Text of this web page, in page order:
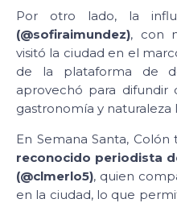
Por otro lado, la
(@sofiraimundez), con
visitó la ciudad en el
de la plataforma de
aprovechó para difundir
gastronomía y naturaleza
En Semana Santa,
reconocido periodista
(@clmerlo5), quien
en la ciudad, lo que